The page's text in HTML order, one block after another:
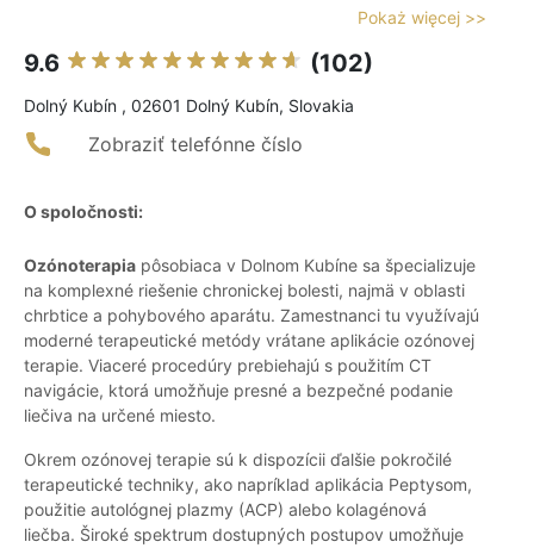
Pokaż więcej >>
9.6 (102)
Dolný Kubín , 02601 Dolný Kubín, Slovakia
Zobraziť telefónne číslo
O spoločnosti:
Ozónoterapia pôsobiaca v Dolnom Kubíne sa špecializuje
na komplexné riešenie chronickej bolesti, najmä v oblasti
chrbtice a pohybového aparátu. Zamestnanci tu využívajú
moderné terapeutické metódy vrátane aplikácie ozónovej
terapie. Viaceré procedúry prebiehajú s použitím CT
navigácie, ktorá umožňuje presné a bezpečné podanie
liečiva na určené miesto.
Okrem ozónovej terapie sú k dispozícii ďalšie pokročilé
terapeutické techniky, ako napríklad aplikácia Peptysom,
použitie autológnej plazmy (ACP) alebo kolagénová
liečba. Široké spektrum dostupných postupov umožňuje